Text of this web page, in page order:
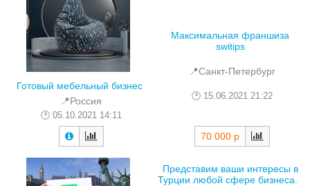
Готовый мебельный бизнес
📍Россия
05.10.2021 14:11
Максимальная франшиза
switips
📍Санкт-Петербург
15.06.2021 21:22
70 000 р
Представим ваши интересы в
Турции любой сфере бизнеса.